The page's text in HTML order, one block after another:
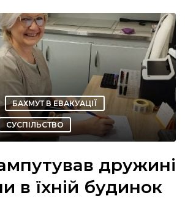
БАХМУТ В ЕВАКУАЦІЇ
СУСПІЛЬСТВО
дружині
в їхній будинок